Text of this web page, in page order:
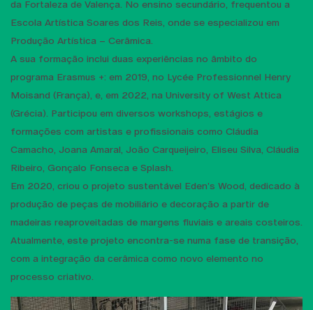
da Fortaleza de Valença. No ensino secundário, frequentou a
Escola Artística Soares dos Reis, onde se especializou em
Produção Artística – Cerâmica.
A sua formação inclui duas experiências no âmbito do
programa Erasmus +: em 2019, no Lycée Professionnel Henry
Moisand (França), e, em 2022, na University of West Attica
(Grécia). Participou em diversos workshops, estágios e
formações com artistas e profissionais como Cláudia
Camacho, Joana Amaral, João Carqueijeiro, Eliseu Silva, Cláudia
Ribeiro, Gonçalo Fonseca e Splash.
Em 2020, criou o projeto sustentável Eden’s Wood, dedicado à
produção de peças de mobiliário e decoração a partir de
madeiras reaproveitadas de margens fluviais e areais costeiros.
Atualmente, este projeto encontra-se numa fase de transição,
com a integração da cerâmica como novo elemento no
processo criativo.